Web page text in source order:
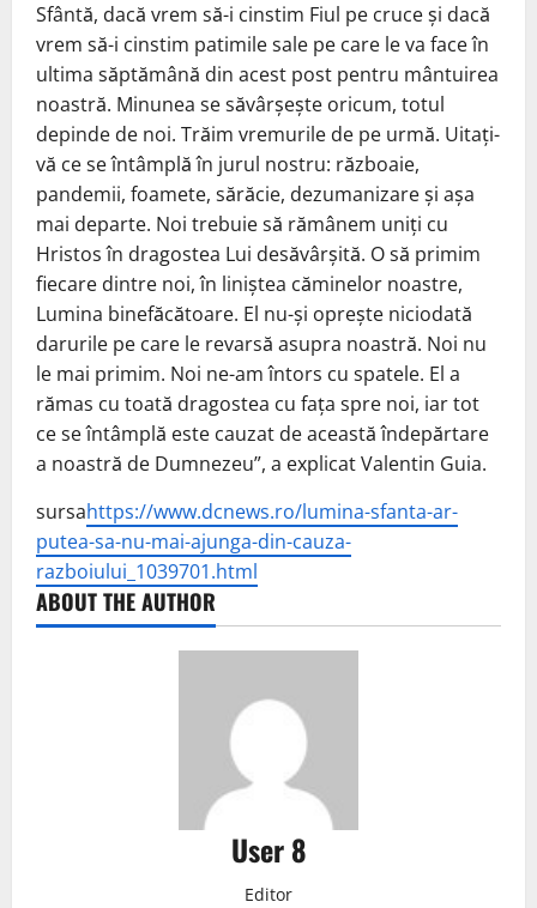
Sfântă, dacă vrem să-i cinstim Fiul pe cruce și dacă
vrem să-i cinstim patimile sale pe care le va face în
ultima săptămână din acest post pentru mântuirea
noastră. Minunea se săvârșește oricum, totul
depinde de noi. Trăim vremurile de pe urmă. Uitați-
vă ce se întâmplă în jurul nostru: războaie,
pandemii, foamete, sărăcie, dezumanizare și așa
mai departe. Noi trebuie să rămânem uniți cu
Hristos în dragostea Lui desăvârșită. O să primim
fiecare dintre noi, în liniștea căminelor noastre,
Lumina binefăcătoare. El nu-și oprește niciodată
darurile pe care le revarsă asupra noastră. Noi nu
le mai primim. Noi ne-am întors cu spatele. El a
rămas cu toată dragostea cu fața spre noi, iar tot
ce se întâmplă este cauzat de această îndepărtare
a noastră de Dumnezeu”, a explicat Valentin Guia.
sursahttps://www.dcnews.ro/lumina-sfanta-ar-
putea-sa-nu-mai-ajunga-din-cauza-
razboiului_1039701.html
ABOUT THE AUTHOR
User 8
Editor